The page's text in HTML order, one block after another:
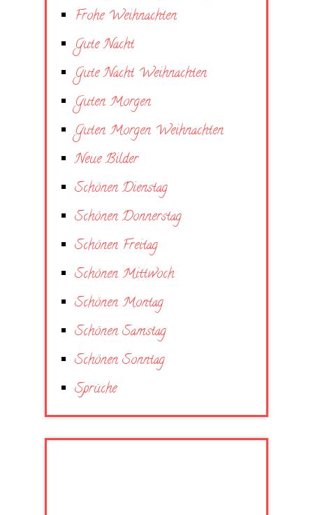
Frohe Weihnachten
Gute Nacht
Gute Nacht Weihnachten
Guten Morgen
Guten Morgen Weihnachten
Neue Bilder
Schönen Dienstag
Schönen Donnerstag
Schönen Freitag
Schönen Mittwoch
Schönen Montag
Schönen Samstag
Schönen Sonntag
Sprüche